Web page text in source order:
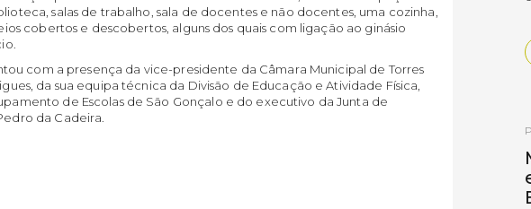
salas de trabalho, sala de docentes e não docentes, uma cozinha,
cobertos e descobertos, alguns dos quais com ligação ao ginásio
com a presença da vice-presidente da Câmara Municipal de Torres
da sua equipa técnica da Divisão de Educação e Atividade Física,
de Escolas de São Gonçalo e do executivo da Junta de
da Cadeira.